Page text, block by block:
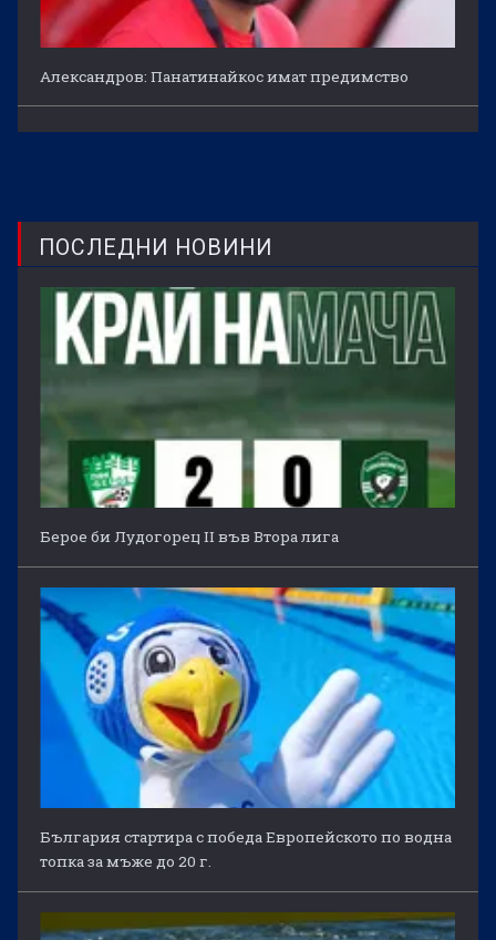
Александров: Панатинайкос имат предимство
ПОСЛЕДНИ НОВИНИ
Берое би Лудогорец II във Втора лига
България стартира с победа Европейското по водна
топка за мъже до 20 г.